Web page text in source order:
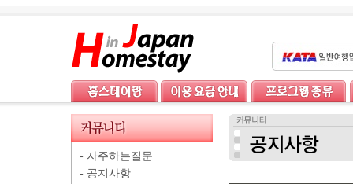
- 자주하는질문
- 공지사항